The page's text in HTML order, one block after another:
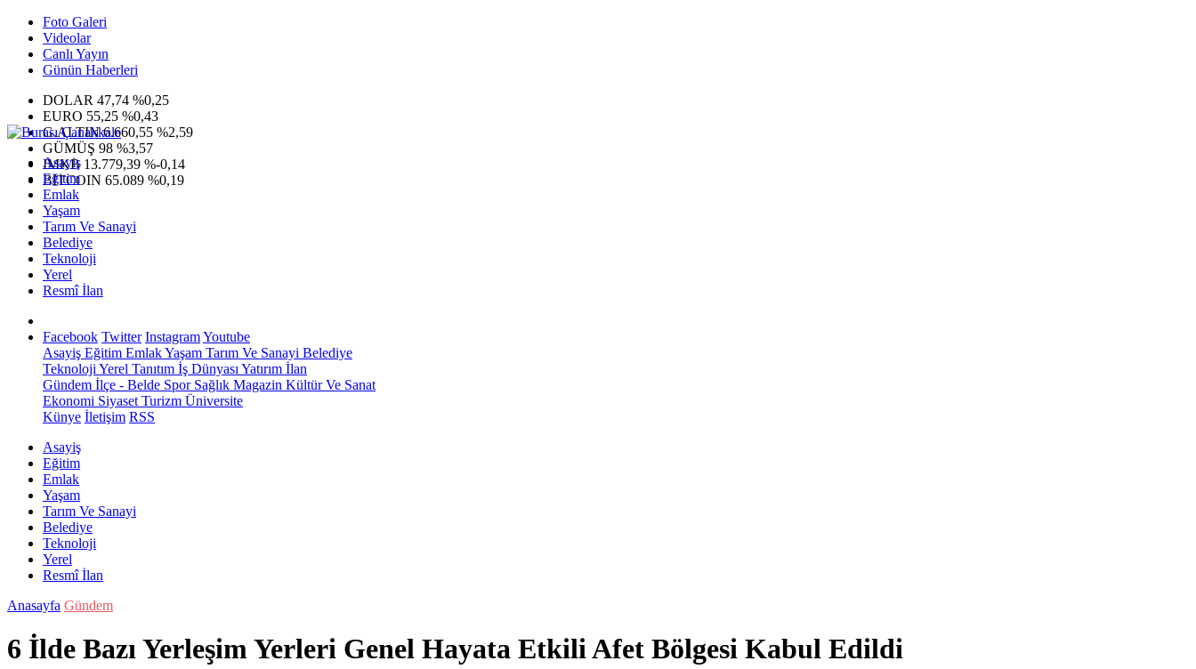
Foto Galeri
Videolar
Canlı Yayın
Günün Haberleri
DOLAR 47,74 %0,25
EURO 55,25 %0,43
G.ALTIN6.660,55 %2,59
GÜMÜŞ 98 %3,57
IMKB 13.779,39 %-0,14
BITCOIN 65.089 %0,19
Asayiş
Eğitim
Emlak
Yaşam
Tarım Ve Sanayi
Belediye
Teknoloji
Yerel
Resmî İlan
Facebook Twitter InstagramYoutube
Asayiş Eğitim EmlakYaşam Tarım Ve Sanayi Belediye
Teknoloji Yerel Tanıtım İş Dünyası Yatırım İlan
Gündem İlçe - Belde SporSağlık Magazin Kültür Ve Sanat
Ekonomi Siyaset Turizm Üniversite
Künye İletişim RSS
Asayiş
Eğitim
Emlak
Yaşam
Tarım Ve Sanayi
Belediye
Teknoloji
Yerel
Resmî İlan
Anasayfa Gündem
6 İlde Bazı Yerleşim Yerleri Genel Hayata Etkili Afet Bölgesi Kabul Edildi